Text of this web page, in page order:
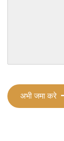
अभी जमा करे